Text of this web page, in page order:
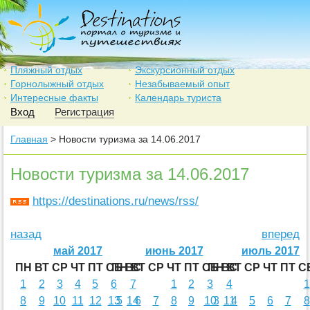
Пляжный отдых
Экскурсионный отдых
Горнолыжный отдых
Незабываемый опыт
Интересные факты
Календарь туриста
Вход Регистрация
Главная > Новости туризма за 14.06.2017
Новости туризма за 14.06.2017
https://destinations.ru/news/rss/
назад вперед
май 2017
ПН ВТ СР ЧТ ПТ СБ ВС
1
2 3 4 5 6
7
8
9 10 11 12 13
14
июнь 2017
ПН ВТ СР ЧТ ПТ СБ ВС
1
2 3
4
5
6 7 8 9 10
11
июль 2017
ПН ВТ СР ЧТ ПТ
1
3
4 5 6 7
8